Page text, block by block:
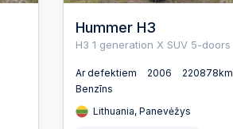
Hummer H3
H3 1 generation X SUV 5-doors
Ar defektiem 2006
220878km
Benzīns
Lithuania, Panevėžys